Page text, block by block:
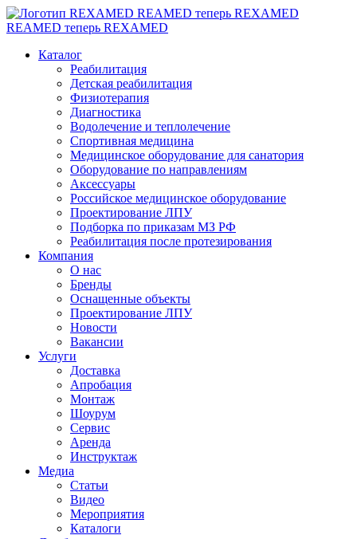
REAMED теперь REXAMED
REAMED теперь REXAMED
Каталог
Реабилитация
Детская реабилитация
Физиотерапия
Диагностика
Водолечение и теплолечение
Спортивная медицина
Медицинское оборудование для санатория
Оборудование по направлениям
Аксессуары
Российское медицинское оборудование
Проектирование ЛПУ
Подборка по приказам МЗ РФ
Реабилитация после протезирования
Компания
О нас
Бренды
Оснащенные объекты
Проектирование ЛПУ
Новости
Вакансии
Услуги
Доставка
Апробация
Монтаж
Шоурум
Сервис
Аренда
Инструктаж
Медиа
Статьи
Видео
Мероприятия
Каталоги